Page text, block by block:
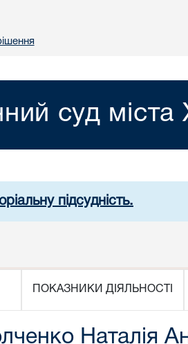
суд міста
підсудність.
ПОКАЗНИКИ ДІЯЛЬНОСТІ
Наталія